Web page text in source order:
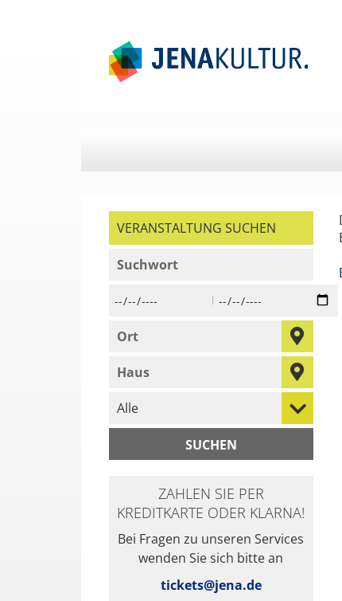
zum
Menü
VERANSTALTUNG SUCHEN
geben Sie ein Suchwort ein,
Beginn des Suchzeitraums in der Form
Ende des
geben Sie den Ort ein, in dem Sie
geben Sie den Namen des Hauses ein,
wählen Sie eine
ZAHLEN SIE PER
KREDITKARTE ODER KLARNA!
Bei Fragen zu unseren Services
wenden Sie sich bitte an
tickets@jena.de